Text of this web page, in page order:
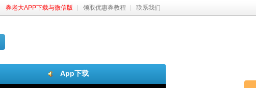
券老大APP下载与微信版 领取优惠券教程 联系我们
App下载